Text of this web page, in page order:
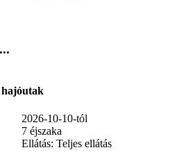
2026-10-10-tól
7 éjszaka
Ellátás: Teljes ellátás